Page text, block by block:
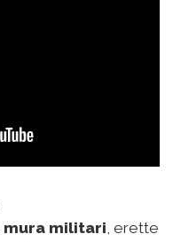
mura militari , erette